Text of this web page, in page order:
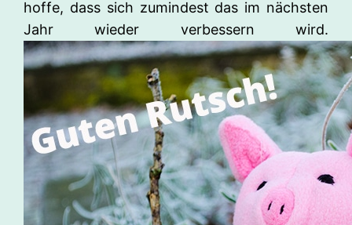
hoffe, dass sich zumindest das im nächsten
Jahr wieder verbessern wird.